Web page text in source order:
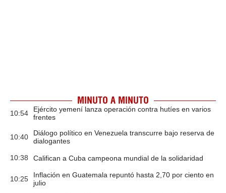
MINUTO A MINUTO
10:54
Ejército yemení lanza operación contra hutíes en varios
frentes
10:40
Diálogo político en Venezuela transcurre bajo reserva de
dialogantes
10:38 Califican a Cuba campeona mundial de la solidaridad
10:25
Inflación en Guatemala repuntó hasta 2,70 por ciento en
julio